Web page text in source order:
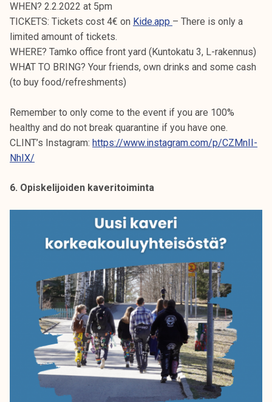
WHEN? 2.2.2022 at 5pm
TICKETS: Tickets cost 4€ on Kide.app – There is only a
limited amount of tickets.
WHERE? Tamko office front yard (Kuntokatu 3, L-rakennus)
WHAT TO BRING? Your friends, own drinks and some cash
(to buy food/refreshments)
Remember to only come to the event if you are 100%
healthy and do not break quarantine if you have one.
CLINT’s Instagram: https://www.instagram.com/p/CZMnII-
NhIX/
6. Opiskelijoiden kaveritoiminta